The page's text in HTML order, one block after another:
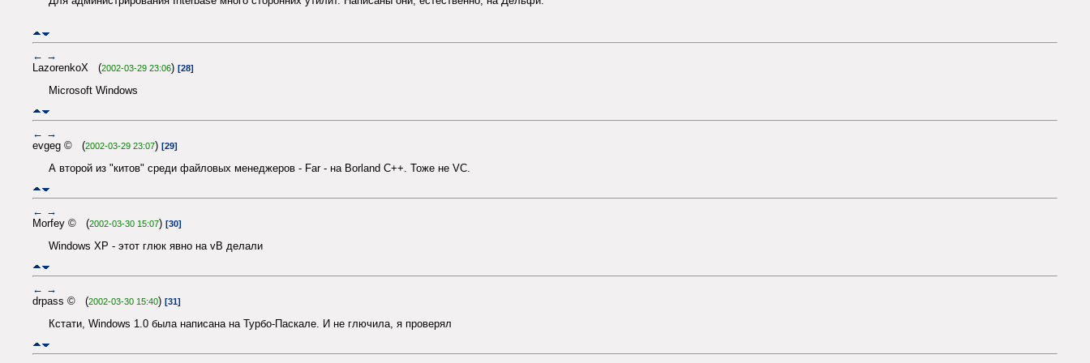
← →
LazorenkoX (2002-03-29 23:06) [28]
Microsoft Windows
← →
evgeg © (2002-03-29 23:07) [29]
А второй из "китов" среди файловых менеджеров - Far - на Borland C++. Тоже не VC.
← →
Morfey © (2002-03-30 15:07) [30]
Windows XP - этот глюк явно на vB делали
← →
drpass © (2002-03-30 15:40) [31]
Кстати, Windows 1.0 была написана на Турбо-Паскале. И не глючила, я проверял